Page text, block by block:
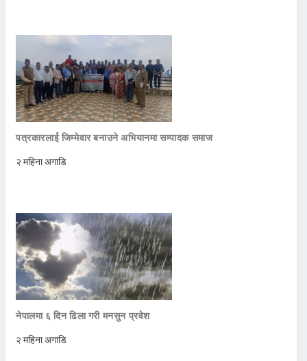
पत्रकारलाई जिम्मेवार बनाउने अभियानमा सम्पादक समाज
२ महिना अगाडि
नेपालमा ६ दिन ढिला गरी मनसुन प्रवेश
२ महिना अगाडि